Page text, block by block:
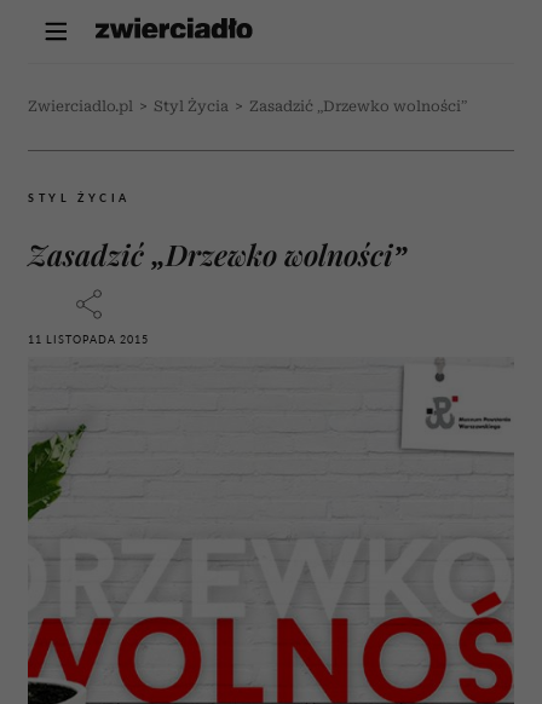
Zwierciadlo.pl > Styl Życia > Zasadzić „Drzewko wolności”
STYL ŻYCIA
Zasadzić „Drzewko wolności”
11 LISTOPADA 2015